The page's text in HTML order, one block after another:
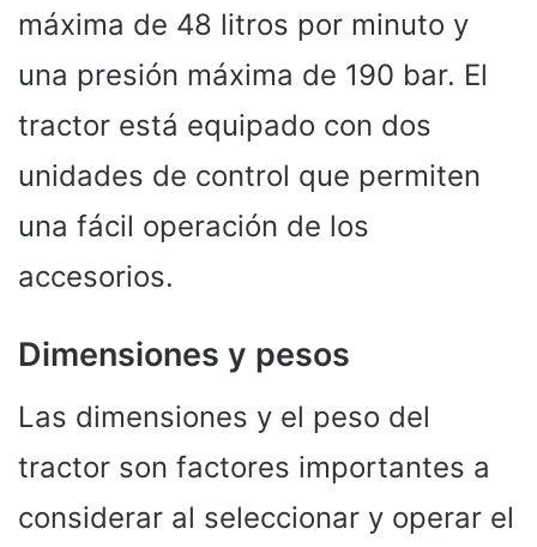
máxima de 48 litros por minuto y
una presión máxima de 190 bar. El
tractor está equipado con dos
unidades de control que permiten
una fácil operación de los
accesorios.
Dimensiones y pesos
Las dimensiones y el peso del
tractor son factores importantes a
considerar al seleccionar y operar el